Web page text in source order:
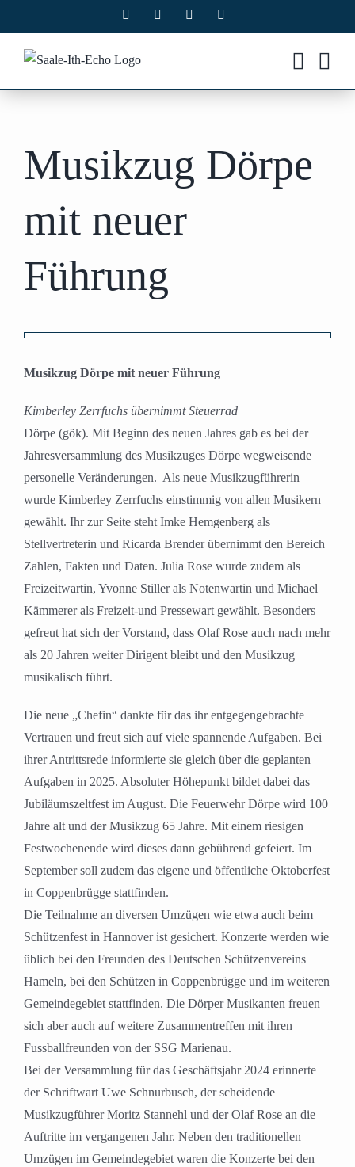
Inhalt
springen
Facebook Instagram
Musikzug Dörpe
mit neuer
Führung
grösseres
Musikzug Dörpe mit neuer Führung
Kimberley Zerrfuchs übernimmt Steuerrad
Dörpe (gök). Mit Beginn des neuen Jahres gab es bei der
Jahresversammlung des Musikzuges Dörpe wegweisende
personelle Veränderungen. Als neue Musikzugführerin
wurde Kimberley Zerrfuchs einstimmig von allen Musikern
gewählt. Ihr zur Seite steht Imke Hemgenberg als
Stellvertreterin und Ricarda Brender übernimmt den Bereich
Zahlen, Fakten und Daten. Julia Rose wurde zudem als
Freizeitwartin, Yvonne Stiller als Notenwartin und Michael
Kämmerer als Freizeit-und Pressewart gewählt. Besonders
gefreut hat sich der Vorstand, dass Olaf Rose auch nach mehr
als 20 Jahren weiter Dirigent bleibt und den Musikzug
musikalisch führt.
Die neue „Chefin“ dankte für das ihr entgegengebrachte
Vertrauen und freut sich auf viele spannende Aufgaben. Bei
ihrer Antrittsrede informierte sie gleich über die geplanten
Aufgaben in 2025. Absoluter Höhepunkt bildet dabei das
Jubiläumszeltfest im August. Die Feuerwehr Dörpe wird 100
Jahre alt und der Musikzug 65 Jahre. Mit einem riesigen
Festwochenende wird dieses dann gebührend gefeiert. Im
September soll zudem das eigene und öffentliche Oktoberfest
in Coppenbrügge stattfinden.
Die Teilnahme an diversen Umzügen wie etwa auch beim
Schützenfest in Hannover ist gesichert. Konzerte werden wie
üblich bei den Freunden des Deutschen Schützenvereins
Hameln, bei den Schützen in Coppenbrügge und im weiteren
Gemeindegebiet stattfinden. Die Dörper Musikanten freuen
sich aber auch auf weitere Zusammentreffen mit ihren
Fussballfreunden von der SSG Marienau.
Bei der Versammlung für das Geschäftsjahr 2024 erinnerte
der Schriftwart Uwe Schnurbusch, der scheidende
Musikzugführer Moritz Stannehl und der Olaf Rose an die
Auftritte im vergangenen Jahr. Neben den traditionellen
Umzügen im Gemeindegebiet waren die Konzerte bei den